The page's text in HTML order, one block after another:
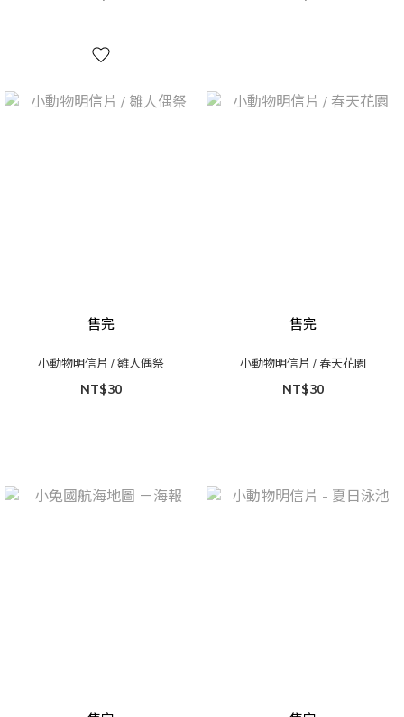
售完
小動物明信片 / 雛人偶祭
NT$30
售完
小動物明信片 / 春天花園
NT$30